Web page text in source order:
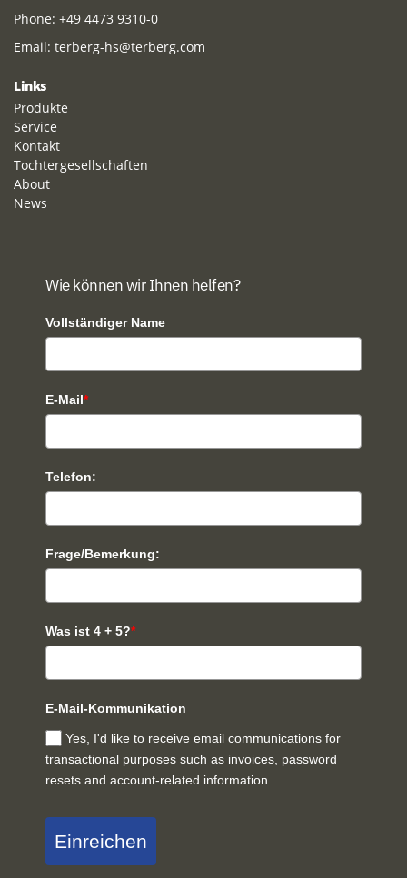
Phone: +49 4473 9310-0
Email: terberg-hs@terberg.com
Links
Produkte
Service
Kontakt
Tochtergesellschaften
About
News
Wie können wir Ihnen helfen?
Vollständiger Name
E-Mail*
Telefon:
Frage/Bemerkung:
Was ist 4 + 5?*
E-Mail-Kommunikation
Yes, I'd like to receive email communications for
transactional purposes such as invoices, password
resets and account-related information
Einreichen